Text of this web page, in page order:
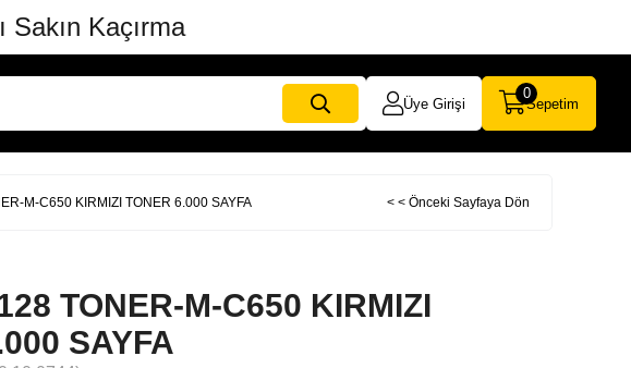
Sakın Kaçırma
Üye Girişi Sepetim
0
M-C650 KIRMIZI TONER 6.000 SAYFA < < Önceki Sayfaya Dön
TONER-M-C650 KIRMIZI
SAYFA